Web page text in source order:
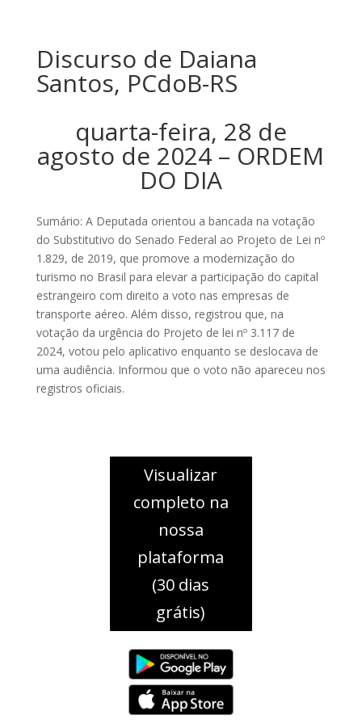
Discurso de Daiana
Santos, PCdoB-RS
quarta-feira, 28 de
agosto de 2024 – ORDEM
DO DIA
Sumário: A Deputada orientou a bancada na votação
do Substitutivo do Senado Federal ao Projeto de Lei nº
1.829, de 2019, que promove a modernização do
turismo no Brasil para elevar a participação do capital
estrangeiro com direito a voto nas empresas de
transporte aéreo. Além disso, registrou que, na
votação da urgência do Projeto de lei nº 3.117 de
2024, votou pelo aplicativo enquanto se deslocava de
uma audiência. Informou que o voto não apareceu nos
registros oficiais.
Visualizar
completo na
nossa
plataforma
(30 dias
grátis)